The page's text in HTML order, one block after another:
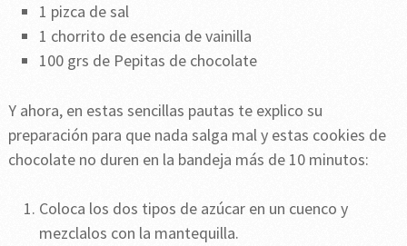
1 pizca de sal
1 chorrito de esencia de vainilla
100 grs de Pepitas de chocolate
Y ahora, en estas sencillas pautas te explico su
preparación para que nada salga mal y estas cookies de
chocolate no duren en la bandeja más de 10 minutos:
Coloca los dos tipos de azúcar en un cuenco y
mezclalos con la mantequilla.